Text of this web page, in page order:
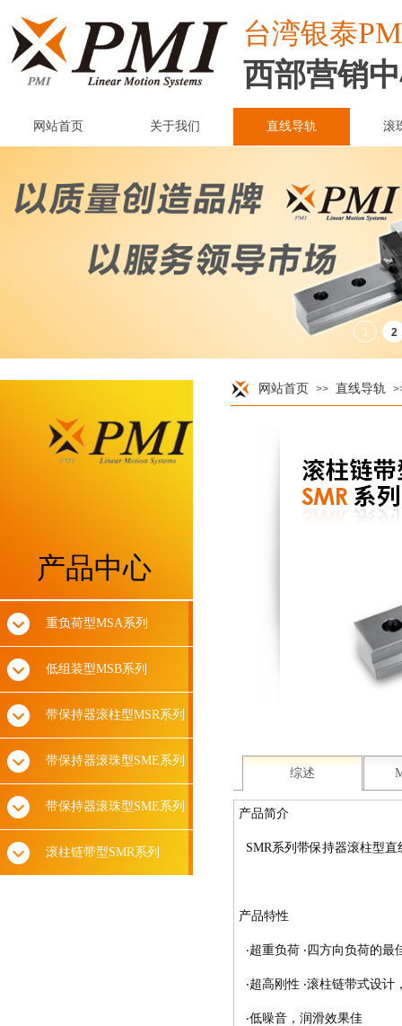
网站首页 >> 直线导轨
综述
产品简介
SMR系列带保持器滚柱型
产品特性
‧超重负荷 ‧四方向负荷的最
‧超高刚性 ‧滚柱链带式设计
‧低噪音，润滑效果佳
产品中心
重负荷型MSA系列
低组装型MSB系列
带保持器滚柱型MSR系列
带保持器滚珠型SME系列
带保持器滚珠型SME系列
滚柱链带型SMR系列
台湾银泰
西部营销
网站首页 关于我们 直线导轨 滚